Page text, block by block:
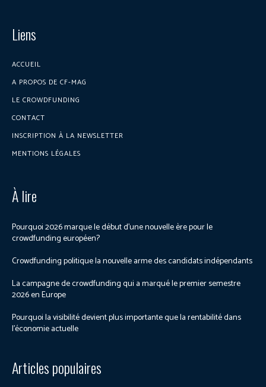
Liens
ACCUEIL
A PROPOS DE CF-MAG
LE CROWDFUNDING
CONTACT
INSCRIPTION À LA NEWSLETTER
MENTIONS LÉGALES
À lire
Pourquoi 2026 marque le début d’une nouvelle ère pour le
crowdfunding européen?
Crowdfunding politique la nouvelle arme des candidats indépendants
La campagne de crowdfunding qui a marqué le premier semestre
2026 en Europe
Pourquoi la visibilité devient plus importante que la rentabilité dans
l’économie actuelle
Articles populaires